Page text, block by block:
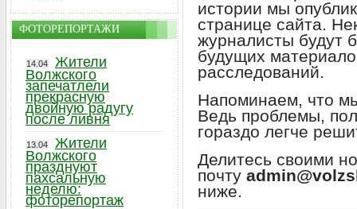
истории мы
странице сайта.
журналисты будут
будущих
расследований.
Напоминаем, что
Ведь проблемы,
гораздо легче
Делитесь своими
почту
ниже.
ФОТОРЕПОРТАЖИ
14.04
Жители
Волжского
запечатлели
прекрасную
двойную радугу
после ливня
13.04
Жители
Волжского
празднуют
пахсальную
неделю:
фоторепортаж